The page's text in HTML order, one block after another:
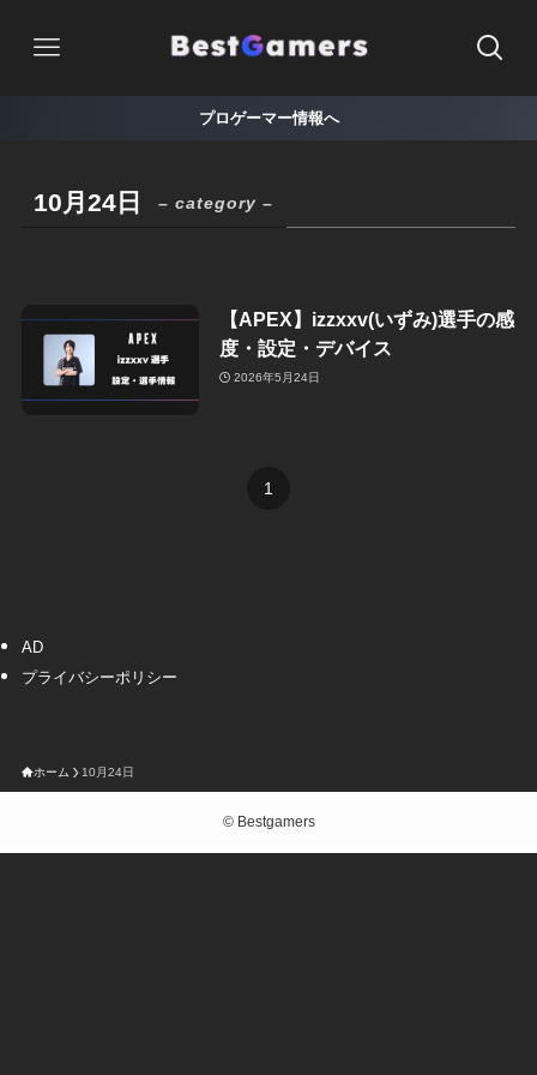
プロゲーマー情報へ
10月24日 – category –
【APEX】izzxxv(いずみ)選手の感
度・設定・デバイス
2026年5月24日
1
AD
プライバシーポリシー
ホーム 10月24日
©Bestgamers